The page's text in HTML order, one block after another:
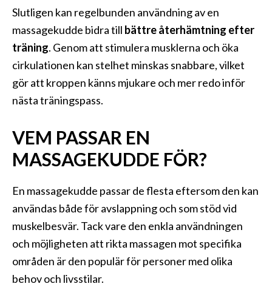
Slutligen kan regelbunden användning av en
massagekudde bidra till bättre återhämtning efter
träning. Genom att stimulera musklerna och öka
cirkulationen kan stelhet minskas snabbare, vilket
gör att kroppen känns mjukare och mer redo inför
nästa träningspass.
VEM PASSAR EN
MASSAGEKUDDE FÖR?
En massagekudde passar de flesta eftersom den kan
användas både för avslappning och som stöd vid
muskelbesvär. Tack vare den enkla användningen
och möjligheten att rikta massagen mot specifika
områden är den populär för personer med olika
behov och livsstilar.